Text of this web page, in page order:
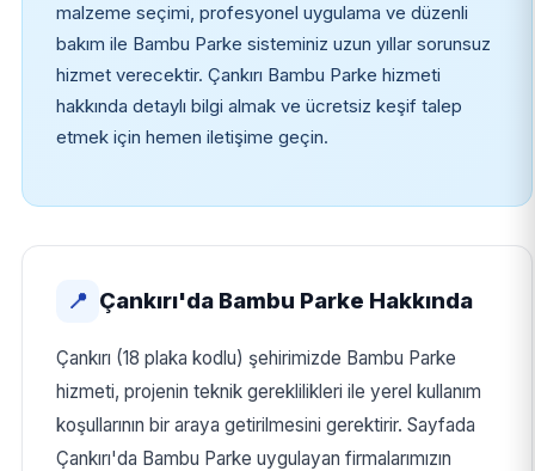
malzeme seçimi, profesyonel uygulama ve düzenli
bakım ile Bambu Parke sisteminiz uzun yıllar sorunsuz
hizmet verecektir. Çankırı Bambu Parke hizmeti
hakkında detaylı bilgi almak ve ücretsiz keşif talep
etmek için hemen iletişime geçin.
📍 Çankırı'da Bambu Parke Hakkında
Çankırı (18 plaka kodlu) şehirimizde Bambu Parke
hizmeti, projenin teknik gereklilikleri ile yerel kullanım
koşullarının bir araya getirilmesini gerektirir. Sayfada
Çankırı'da Bambu Parke uygulayan firmalarımızın